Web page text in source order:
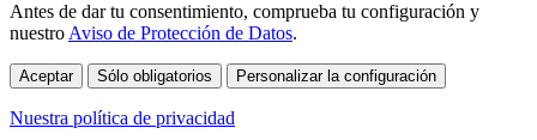
Antes de dar tu consentimiento, comprueba tu configuración y
nuestro Aviso de Protección de Datos.
Aceptar Sólo obligatorios Personalizar la configuración
Nuestra política de privacidad